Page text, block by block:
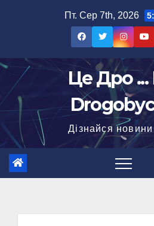
Пт. Сер 7th, 2026
Це Дро ...
Дізнайся